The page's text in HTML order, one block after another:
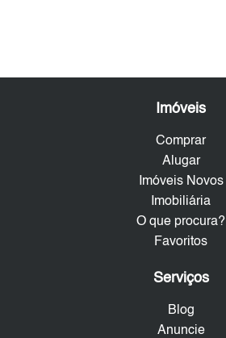
Imóveis
Comprar
Alugar
Imóveis Novos
Imobiliária
O que procura?
Favoritos
Serviços
Blog
Anuncie